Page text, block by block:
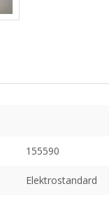
155590
Elektrostandard